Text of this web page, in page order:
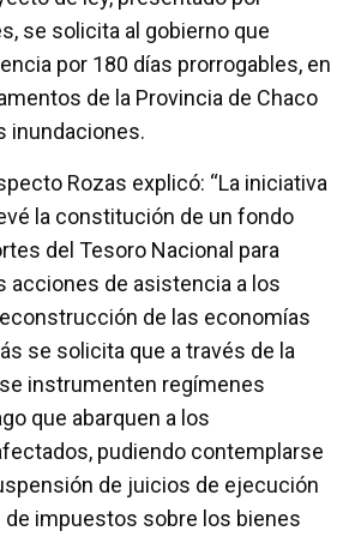
se solicita al gobierno que
por 180 días prorrogables, en
de la Provincia de Chaco
inundaciones.
Rozas explicó: “La iniciativa
la constitución de un fondo
del Tesoro Nacional para
acciones de asistencia a los
de las economías
se solicita que a través de la
se instrumenten regímenes
que abarquen a los
pudiendo contemplarse
de juicios de ejecución
impuestos sobre los bienes